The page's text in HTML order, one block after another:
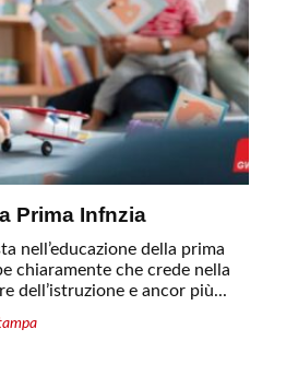
Prima Infnzia
nell’educazione della prima
chiaramente che crede nella
dell’istruzione e ancor più...